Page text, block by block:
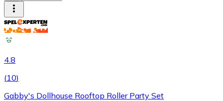
4.8
(10)
Gabby's Dollhouse Rooftop Roller Party Set